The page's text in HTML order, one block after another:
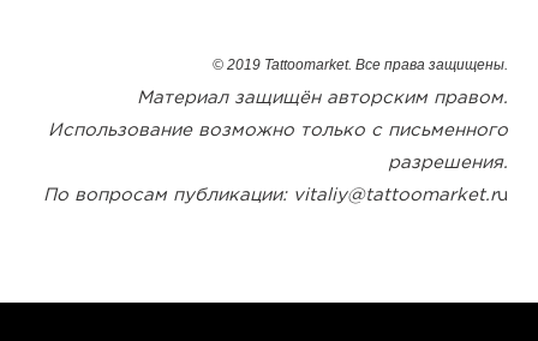
© 2019 Tattoomarket. Все права защищены.
Материал защищён авторским правом.
Использование возможно только с письменного
разрешения.
По вопросам публикации: vitaliy@tattoomarket.ru